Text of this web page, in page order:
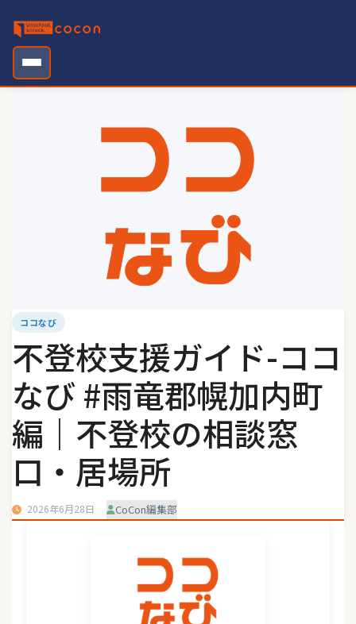
content
ココなび
不登校支援ガイド-ココ
なび #雨竜郡幌加内町
編｜不登校の相談窓
口・居場所
2026年6月28日 CoCon編集部